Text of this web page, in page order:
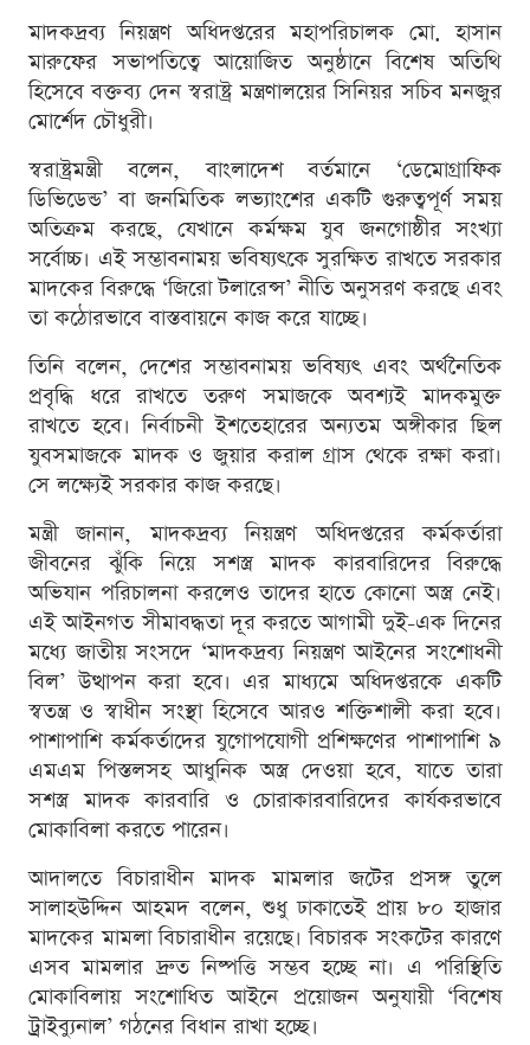
মাদকদ্রব্য নিয়ন্ত্রণ অধিদপ্তরের মহাপরিচালক মো. হাসান
মারুফের সভাপতিত্বে আয়োজিত অনুষ্ঠানে বিশেষ অতিথি
হিসেবে বক্তব্য দেন স্বরাষ্ট্র মন্ত্রণালয়ের সিনিয়র সচিব মনজুর
মোর্শেদ চৌধুরী।
স্বরাষ্ট্রমন্ত্রী বলেন, বাংলাদেশ বর্তমানে ‘ডেমোগ্রাফিক
ডিভিডেন্ড’ বা জনমিতিক লভ্যাংশের একটি গুরুত্বপূর্ণ সময়
অতিক্রম করছে, যেখানে কর্মক্ষম যুব জনগোষ্ঠীর সংখ্যা
সর্বোচ্চ। এই সম্ভাবনাময় ভবিষ্যৎকে সুরক্ষিত রাখতে সরকার
মাদকের বিরুদ্ধে ‘জিরো টলারেন্স’ নীতি অনুসরণ করছে এবং
তা কঠোরভাবে বাস্তবায়নে কাজ করে যাচ্ছে।
তিনি বলেন, দেশের সম্ভাবনাময় ভবিষ্যৎ এবং অর্থনৈতিক
প্রবৃদ্ধি ধরে রাখতে তরুণ সমাজকে অবশ্যই মাদকমুক্ত
রাখতে হবে। নির্বাচনী ইশতেহারের অন্যতম অঙ্গীকার ছিল
যুবসমাজকে মাদক ও জুয়ার করাল গ্রাস থেকে রক্ষা করা।
সে লক্ষ্যেই সরকার কাজ করছে।
মন্ত্রী জানান, মাদকদ্রব্য নিয়ন্ত্রণ অধিদপ্তরের কর্মকর্তারা
জীবনের ঝুঁকি নিয়ে সশস্ত্র মাদক কারবারিদের বিরুদ্ধে
অভিযান পরিচালনা করলেও তাদের হাতে কোনো অস্ত্র নেই।
এই আইনগত সীমাবদ্ধতা দূর করতে আগামী দুই-এক দিনের
মধ্যে জাতীয় সংসদে ‘মাদকদ্রব্য নিয়ন্ত্রণ আইনের সংশোধনী
বিল’ উত্থাপন করা হবে। এর মাধ্যমে অধিদপ্তরকে একটি
স্বতন্ত্র ও স্বাধীন সংস্থা হিসেবে আরও শক্তিশালী করা হবে।
পাশাপাশি কর্মকর্তাদের যুগোপযোগী প্রশিক্ষণের পাশাপাশি ৯
এমএম পিস্তলসহ আধুনিক অস্ত্র দেওয়া হবে, যাতে তারা
সশস্ত্র মাদক কারবারি ও চোরাকারবারিদের কার্যকরভাবে
মোকাবিলা করতে পারেন।
আদালতে বিচারাধীন মাদক মামলার জটের প্রসঙ্গ তুলে
সালাহউদ্দিন আহমদ বলেন, শুধু ঢাকাতেই প্রায় ৮০ হাজার
মাদকের মামলা বিচারাধীন রয়েছে। বিচারক সংকটের কারণে
এসব মামলার দ্রুত নিষ্পত্তি সম্ভব হচ্ছে না। এ পরিস্থিতি
মোকাবিলায় সংশোধিত আইনে প্রয়োজন অনুযায়ী ‘বিশেষ
ট্রাইব্যুনাল’ গঠনের বিধান রাখা হচ্ছে।